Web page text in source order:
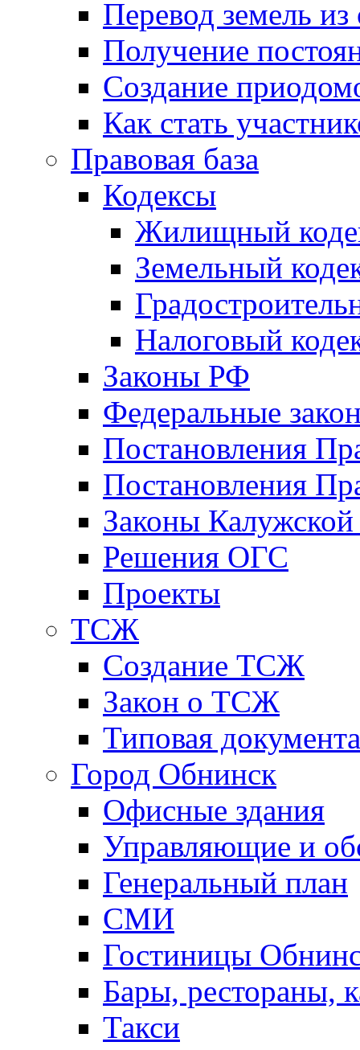
Перевод земель
Получение
Создание
Как стать
Правовая база
Кодексы
Жилищный
Земельный
Налоговый
Законы РФ
Федеральные
Постановления
Постановления
Законы Калужской
Решения ОГС
Проекты
ТСЖ
Создание ТСЖ
Закон о ТСЖ
Типовая
Город Обнинск
Офисные здания
Управляющие и
Генеральный план
СМИ
Гостиницы
Бары, рестораны,
Такси